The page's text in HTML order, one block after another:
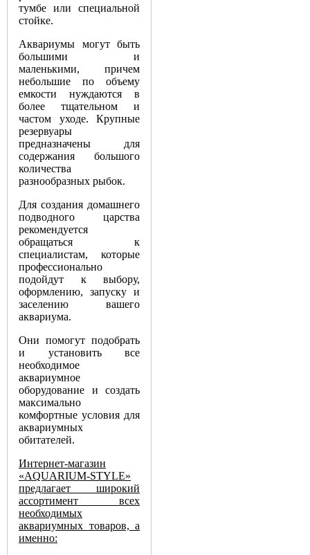
тумбе или специальной
стойке.
Аквариумы могут быть
большими и
маленькими, причем
небольшие по объему
емкости нуждаются в
более тщательном и
частом уходе. Крупные
резервуары
предназначены для
содержания большого
количества
разнообразных рыбок.
Для создания домашнего
подводного царства
рекомендуется
обращаться к
специалистам, которые
профессионально
подойдут к выбору,
оформлению, запуску и
заселению вашего
аквариума.
Они помогут подобрать
и установить все
необходимое
аквариумное
оборудование и создать
максимально
комфортные условия для
аквариумных
обитателей.
Интернет-магазин
«AQUARIUM-STYLE»
предлагает широкий
ассортимент всех
необходимых
аквариумных товаров, а
именно: